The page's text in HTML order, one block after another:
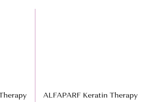
ALFAPARF Keratin Therapy